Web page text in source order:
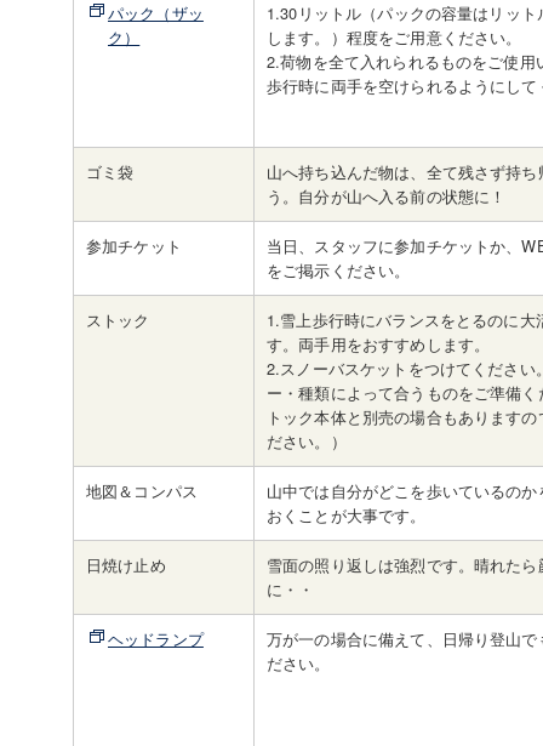
パック（ザッ
ク）
1.30リットル（パックの容量はリット
します。）程度をご用意ください。
2.荷物を全て入れられるものをご使用
歩行時に両手を空けられるようにし
ゴミ袋
山へ持ち込んだ物は、全て残さず持
う。自分が山へ入る前の状態に！
参加チケット
当日、スタッフに参加チケットか、
をご掲示ください。
ストック
1.雪上歩行時にバランスをとるのに大
す。両手用をおすすめします。
2.スノーバスケットをつけてください
ー・種類によって合うものをご準備
トック本体と別売の場合もあります
ださい。）
地図＆コンパス
山中では自分がどこを歩いているの
おくことが大事です。
日焼け止め
雪面の照り返しは強烈です。晴れた
に・・
ヘッドランプ
万が一の場合に備えて、日帰り登山
ださい。